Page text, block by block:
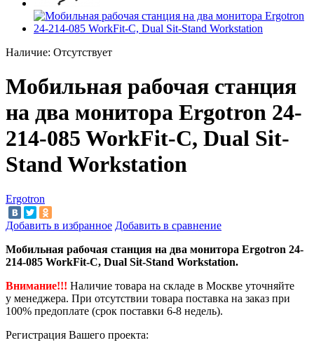
Наличие: Отсутствует
Мобильная рабочая станция
на два монитора Ergotron 24-
214-085 WorkFit-C, Dual Sit-
Stand Workstation
Ergotron
Добавить в избранное Добавить в сравнение
Мобильная рабочая станция на два монитора Ergotron 24-
214-085 WorkFit-C, Dual Sit-Stand Workstation.
Внимание!!! Наличие товара на складе в Москве уточняйте
у менеджера. При отсутствии товара поставка на заказ при
100% предоплате (срок поставки 6-8 недель).
Регистрация Вашего проекта: